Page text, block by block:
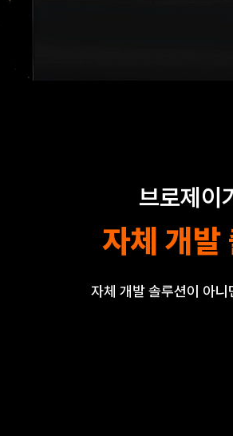
브로제이
자체 개발
자체 개발 솔루션이 아